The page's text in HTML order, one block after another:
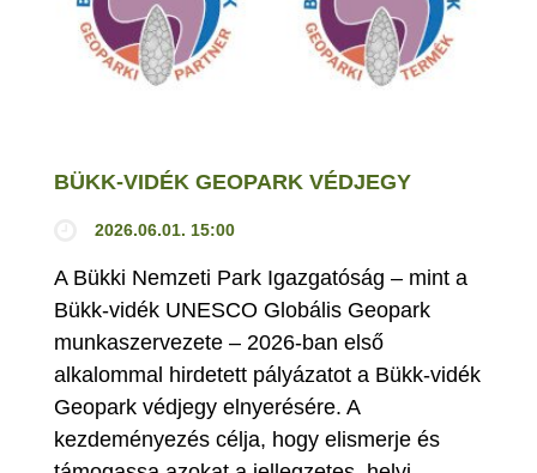
BÜKK-VIDÉK GEOPARK VÉDJEGY
2026.06.01. 15:00
A Bükki Nemzeti Park Igazgatóság – mint a
Bükk-vidék UNESCO Globális Geopark
munkaszervezete – 2026-ban első
alkalommal hirdetett pályázatot a Bükk-vidék
Geopark védjegy elnyerésére. A
kezdeményezés célja, hogy elismerje és